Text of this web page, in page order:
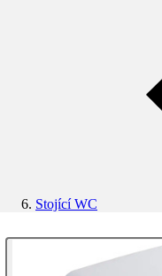
Stojící WC